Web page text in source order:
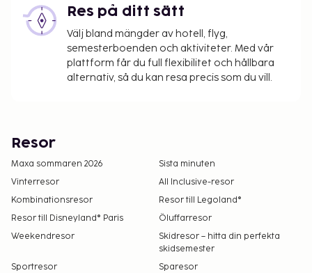
Res på ditt sätt
Välj bland mängder av hotell, flyg,
semesterboenden och aktiviteter. Med vår
plattform får du full flexibilitet och hållbara
alternativ, så du kan resa precis som du vill.
Resor
Maxa sommaren 2026
Sista minuten
Vinterresor
All Inclusive-resor
Kombinationsresor
Resor till Legoland®
Resor till Disneyland® Paris
Öluffarresor
Weekendresor
Skidresor – hitta din perfekta
skidsemester
Sportresor
Sparesor